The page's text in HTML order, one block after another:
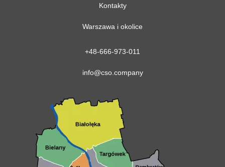
Kontakty
Warszawa i okolice
+48-666-973-011
info@cso.company